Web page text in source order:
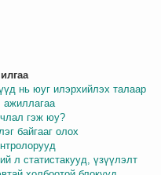
нь юуг илэрхийлэх талаар
ажиллагаа
гэж юу?
байгааг олох
л статистакууд, үзүүлэлт